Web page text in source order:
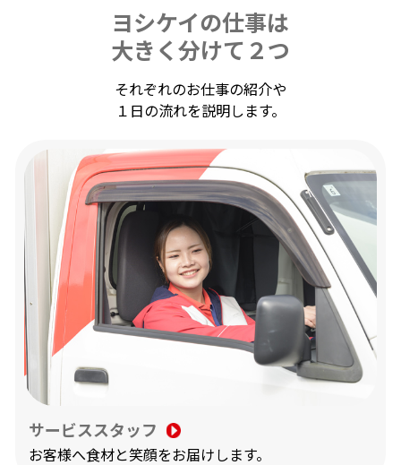
ヨシケイの仕事は
大きく分けて２つ
それぞれのお仕事の紹介や
１日の流れを説明します。
サービススタッフ
お客様へ食材と笑顔をお届けします。